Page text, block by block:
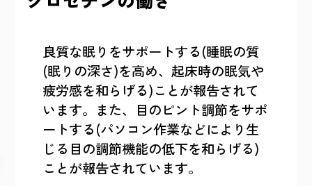
良質な眠りをサポートする(睡眠の質
(眠りの深さ)を高め、起床時の眠気や
疲労感を和らげる)ことが報告されて
います。また、目のピント調節をサポ
ートする(パソコン作業などにより生
じる目の調節機能の低下を和らげる)
ことが報告されています。